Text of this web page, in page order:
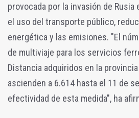
provocada por la invasión de Rusia
el uso del transporte público,
energética y las emisiones. "El
de multiviaje para los servicios
Distancia adquiridos en la
ascienden a 6.614 hasta el 11 de
efectividad de esta medida", ha